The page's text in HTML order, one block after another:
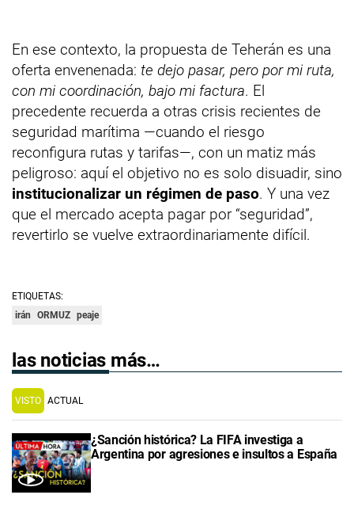
En ese contexto, la propuesta de Teherán es una
oferta envenenada: te dejo pasar, pero por mi ruta,
con mi coordinación, bajo mi factura. El
precedente recuerda a otras crisis recientes de
seguridad marítima —cuando el riesgo
reconfigura rutas y tarifas—, con un matiz más
peligroso: aquí el objetivo no es solo disuadir, sino
institucionalizar un régimen de paso. Y una vez
que el mercado acepta pagar por “seguridad”,
revertirlo se vuelve extraordinariamente difícil.
ETIQUETAS:
irán
ORMUZ peaje
las noticias más…
VISTO ACTUAL
¿Sanción histórica? La FIFA investiga a
Argentina por agresiones e insultos a España